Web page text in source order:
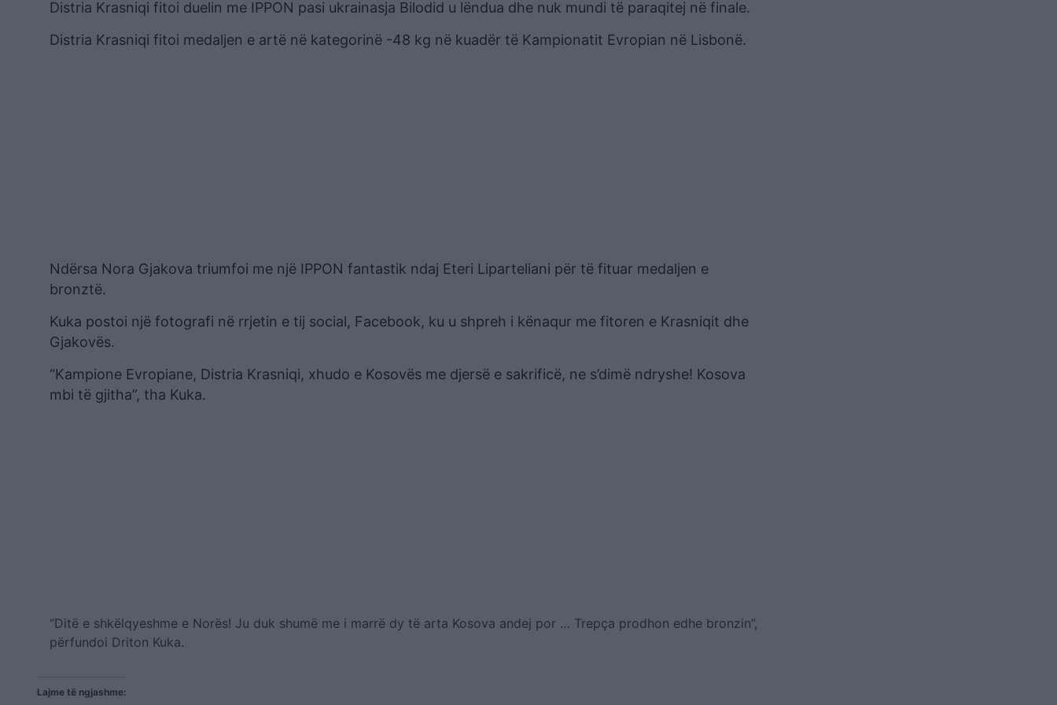
Distria Krasniqi fitoi duelin me IPPON pasi ukrainasja Bilodid u lëndua dhe nuk mundi të paraqitej në finale.
Distria Krasniqi fitoi medaljen e artë në kategorinë -48 kg në kuadër të Kampionatit Evropian në Lisbonë.
Ndërsa Nora Gjakova triumfoi me një IPPON fantastik ndaj Eteri Liparteliani për të fituar medaljen e
bronztë.
Kuka postoi një fotografi në rrjetin e tij social, Facebook, ku u shpreh i kënaqur me fitoren e Krasniqit dhe
Gjakovës.
“Kampione Evropiane, Distria Krasniqi, xhudo e Kosovës me djersë e sakrificë, ne s’dimë ndryshe! Kosova
mbi të gjitha”, tha Kuka.
“Ditë e shkëlqyeshme e Norës! Ju duk shumë me i marrë dy të arta Kosova andej por … Trepça prodhon edhe bronzin”,
përfundoi Driton Kuka.
Lajme të ngjashme: